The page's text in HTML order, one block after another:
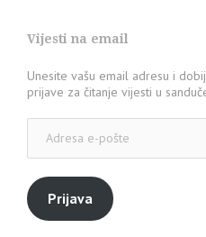
Vijesti na email
Unesite vašu email adresu i
prijave za čitanje vijesti u
pošte
Prijava